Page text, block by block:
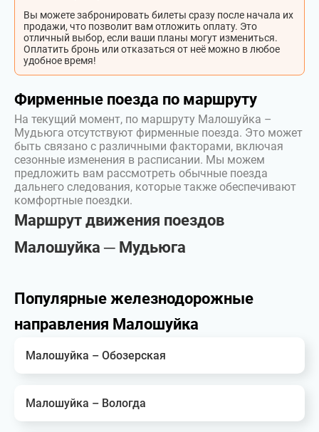
Вы можете забронировать билеты сразу после начала их
продажи, что позволит вам отложить оплату. Это
отличный выбор, если ваши планы могут измениться.
Оплатить бронь или отказаться от неё можно в любое
удобное время!
Фирменные поезда по маршруту
На текущий момент, по маршруту Малошуйка –
Мудьюга отсутствуют фирменные поезда. Это может
быть связано с различными факторами, включая
сезонные изменения в расписании. Мы можем
предложить вам рассмотреть обычные поезда
дальнего следования, которые также обеспечивают
комфортные поездки.
Маршрут движения поездов
Малошуйка ─ Мудьюга
Популярные железнодорожные
направления Малошуйка
Малошуйка – Обозерская
Малошуйка – Вологда